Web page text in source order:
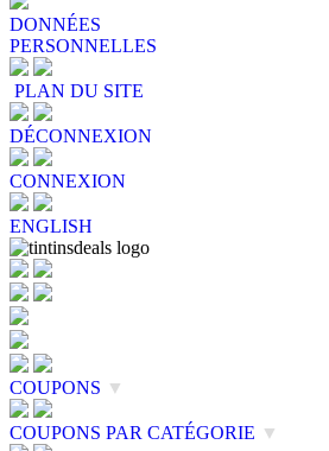
DONNÉES
PERSONNELLES
PLAN DU SITE
DÉCONNEXION
CONNEXION
ENGLISH
COUPONS ▼
COUPONS PAR CATÉGORIE ▼